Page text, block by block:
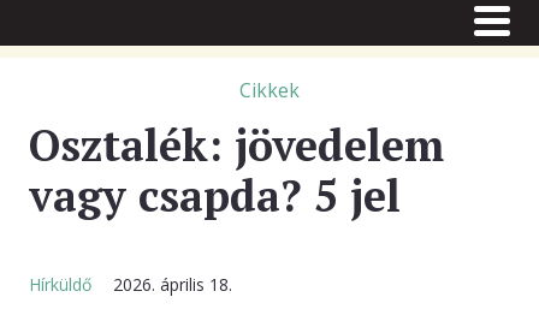
TŐZSDE FÓRUM
TUDÁSTÁR
BLOGOK
Cikkek
Osztalék: jövedelem
vagy csapda? 5 jel
Hírküldő 2026. április 18.